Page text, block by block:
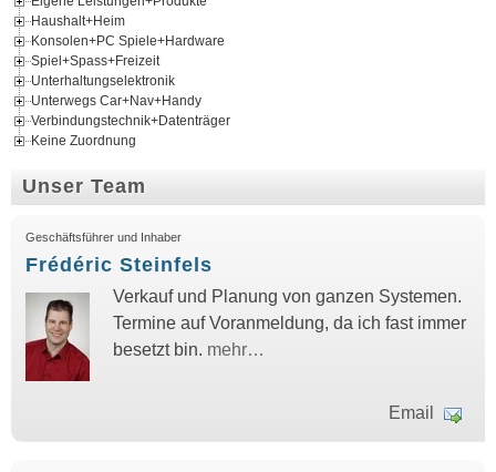
Haushalt+Heim
Konsolen+PC Spiele+Hardware
Spiel+Spass+Freizeit
Unterhaltungselektronik
Unterwegs Car+Nav+Handy
Verbindungstechnik+Datenträger
Keine Zuordnung
Unser Team
Geschäftsführer und Inhaber
Frédéric Steinfels
Verkauf und Planung von ganzen Systemen.
Termine auf Voranmeldung, da ich fast immer
besetzt bin. mehr…
Email